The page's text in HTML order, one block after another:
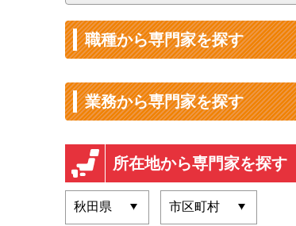
職種から専門家を探す
業務から専門家を探す
所在地から専門家を探す